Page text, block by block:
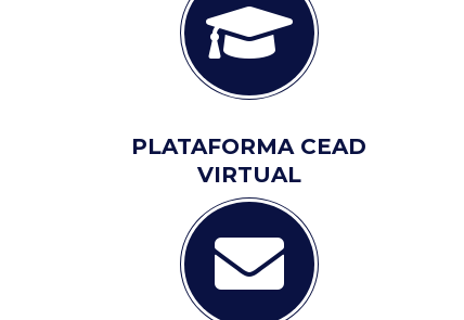
PLATAFORMA CEAD
VIRTUAL